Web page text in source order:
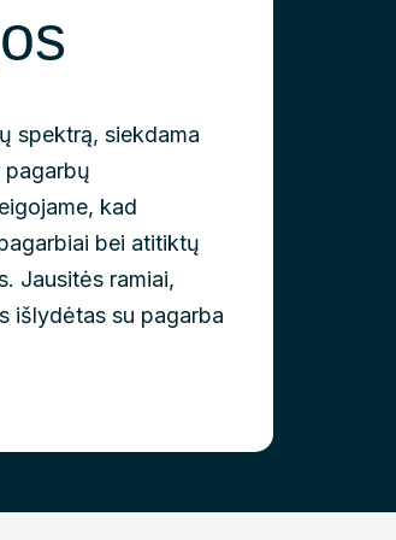
spektrą, siekdama
pagarbų
kad
bei atitiktų
Jausitės ramiai,
išlydėtas su pagarba